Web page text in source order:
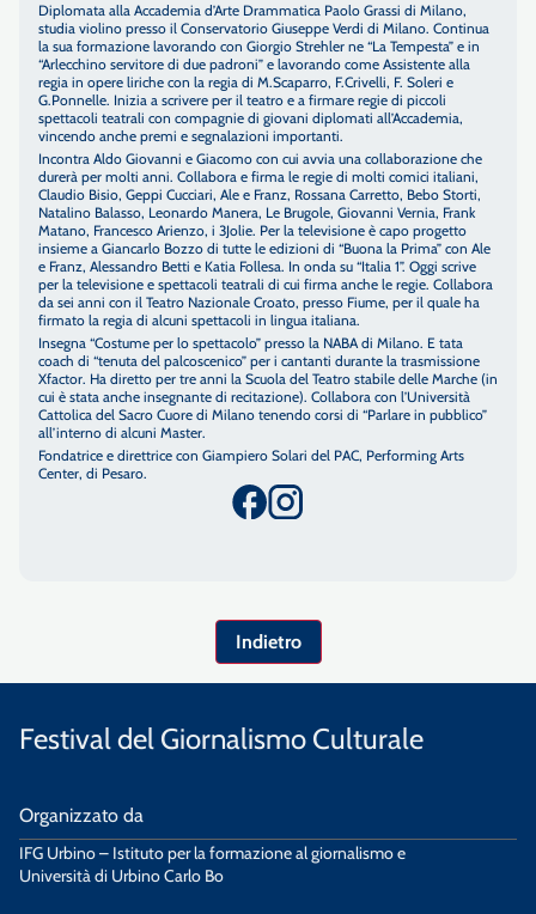
Diplomata alla Accademia d’Arte Drammatica Paolo Grassi di Milano,
studia violino presso il Conservatorio Giuseppe Verdi di Milano. Continua
la sua formazione lavorando con Giorgio Strehler ne “La Tempesta” e in
“Arlecchino servitore di due padroni” e lavorando come Assistente alla
regia in opere liriche con la regia di M.Scaparro, F.Crivelli, F. Soleri e
G.Ponnelle. Inizia a scrivere per il teatro e a firmare regie di piccoli
spettacoli teatrali con compagnie di giovani diplomati all’Accademia,
vincendo anche premi e segnalazioni importanti.
Incontra Aldo Giovanni e Giacomo con cui avvia una collaborazione che
durerà per molti anni. Collabora e firma le regie di molti comici italiani,
Claudio Bisio, Geppi Cucciari, Ale e Franz, Rossana Carretto, Bebo Storti,
Natalino Balasso, Leonardo Manera, Le Brugole, Giovanni Vernia, Frank
Matano, Francesco Arienzo, i 3Jolie. Per la televisione è capo progetto
insieme a Giancarlo Bozzo di tutte le edizioni di “Buona la Prima” con Ale
e Franz, Alessandro Betti e Katia Follesa. In onda su “Italia 1”. Oggi scrive
per la televisione e spettacoli teatrali di cui firma anche le regie. Collabora
da sei anni con il Teatro Nazionale Croato, presso Fiume, per il quale ha
firmato la regia di alcuni spettacoli in lingua italiana.
Insegna “Costume per lo spettacolo” presso la NABA di Milano. E tata
coach di “tenuta del palcoscenico” per i cantanti durante la trasmissione
Xfactor. Ha diretto per tre anni la Scuola del Teatro stabile delle Marche (in
cui è stata anche insegnante di recitazione). Collabora con l’Università
Cattolica del Sacro Cuore di Milano tenendo corsi di “Parlare in pubblico”
all’interno di alcuni Master.
Fondatrice e direttrice con Giampiero Solari del PAC, Performing Arts
Center, di Pesaro.
Indietro
Festival del Giornalismo Culturale
Organizzato da
IFG Urbino – Istituto per la formazione al giornalismo e
Università di Urbino Carlo Bo